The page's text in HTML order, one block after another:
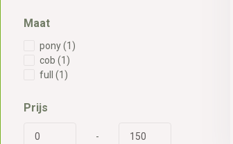
Maat
pony(1)
cob (1)
full (1)
Prijs
-